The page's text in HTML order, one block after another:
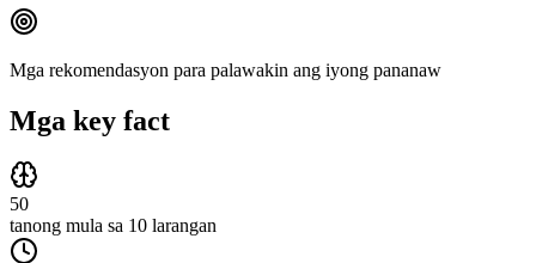
Mga rekomendasyon para palawakin ang iyong pananaw
Mga key fact
50
tanong mula sa 10 larangan